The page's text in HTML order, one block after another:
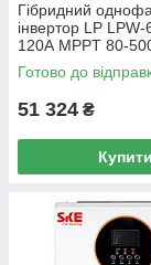
Гібридний
інвертор LP
120А MPPT 80-
GRID with WiFi
Готово до
51 324 ₴
Купити